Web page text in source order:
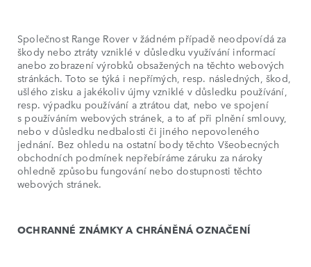
Společnost Range Rover v žádném případě neodpovídá za
škody nebo ztráty vzniklé v důsledku využívání informací
anebo zobrazení výrobků obsažených na těchto webových
stránkách. Toto se týká i nepřímých, resp. následných, škod,
ušlého zisku a jakékoliv újmy vzniklé v důsledku používání,
resp. výpadku používání a ztrátou dat, nebo ve spojení
s používáním webových stránek, a to ať při plnění smlouvy,
nebo v důsledku nedbalosti či jiného nepovoleného
jednání. Bez ohledu na ostatní body těchto Všeobecných
obchodních podmínek nepřebíráme záruku za nároky
ohledně způsobu fungování nebo dostupnosti těchto
webových stránek.
OCHRANNÉ ZNÁMKY A CHRÁNĚNÁ OZNAČENÍ